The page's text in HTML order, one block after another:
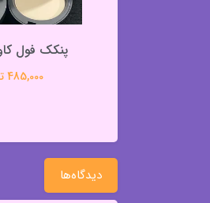
پنکک فول
485,000 تومان
دیدگاه‌ها